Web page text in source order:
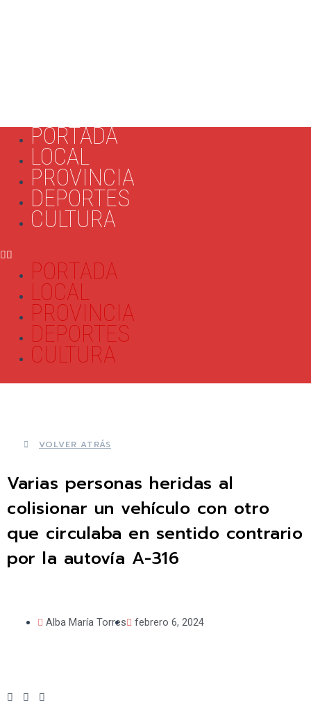
PORTADA
LOCAL
PROVINCIA
DEPORTES
CULTURA
PORTADA
LOCAL
PROVINCIA
DEPORTES
CULTURA
VOLVER ATRÁS
Varias personas heridas al
colisionar un vehículo con otro
que circulaba en sentido contrario
por la autovía A-316
Alba María Torres febrero 6, 2024